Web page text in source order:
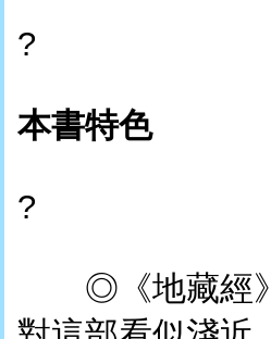
?
本書特色
?
◎《地藏經》